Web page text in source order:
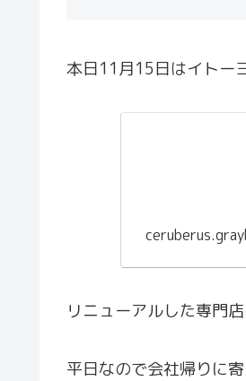
本日11月15日はイトー
リニューアルした専門
平日なので会社帰りに